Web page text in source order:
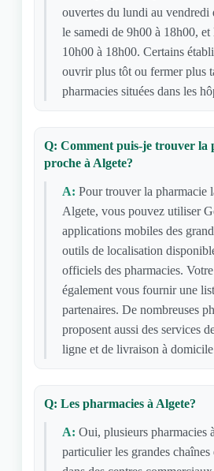
ouvertes du lundi au vendredi
le samedi de 9h00 à 18h00,
10h00 à 18h00. Certains
ouvrir plus tôt ou fermer plus
pharmacies situées dans les
Q: Comment puis-je trouver la
proche à Algete?
A: Pour trouver la pharmacie
Algete, vous pouvez utiliser
applications mobiles des
outils de localisation
officiels des pharmacies.
également vous fournir une
partenaires. De nombreuses
proposent aussi des services
ligne et de livraison à
Q: Les pharmacies à Algete?
A: Oui, plusieurs pharmacies
particulier les grandes chaînes